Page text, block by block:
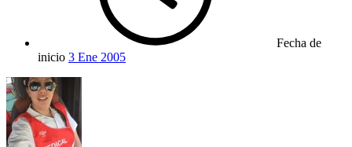
Fecha de
inicio 3 Ene 2005